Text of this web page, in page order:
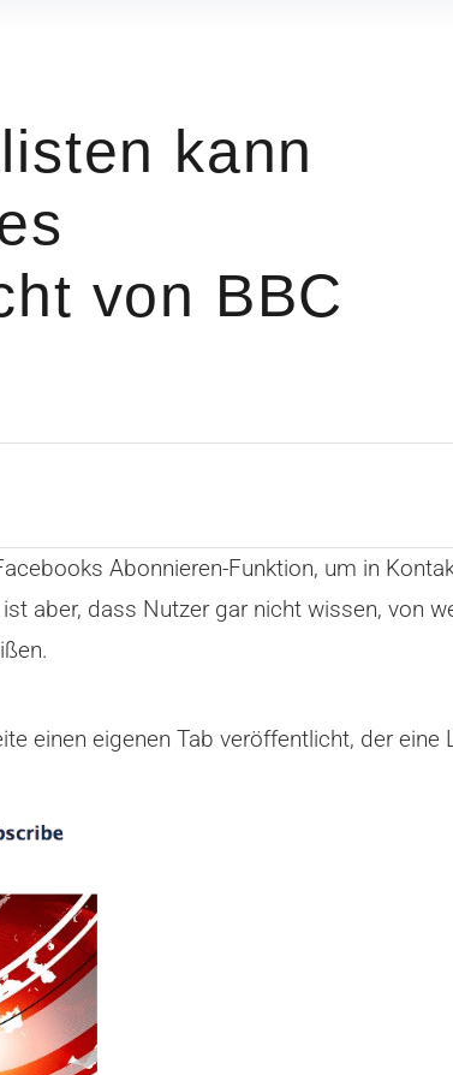
kann
von BBC
Abonnieren-Funktion, um in
aber, dass Nutzer gar nicht wissen, von
einen eigenen Tab veröffentlicht, der